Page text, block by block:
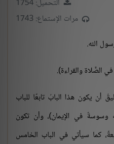
التحميل: 1754
مرات الإستماع: 1743
الله.
الصَّلاة والقراءة).
أن يكون هذا البابُ تابعًا للباب
وسوسةٌ في الإيمان)، وأن تكون
كما سيأتي في الباب الخامس